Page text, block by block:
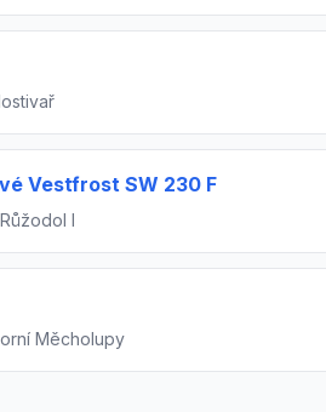
Vestfrost SW 230 F
I
Měcholupy